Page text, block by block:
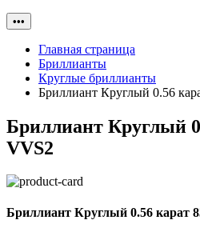
•••
Главная страница
Бриллианты
Круглые бриллианты
Бриллиант Круглый 0.56
Бриллиант Круглый
VVS2
Бриллиант Круглый 0.56 карат